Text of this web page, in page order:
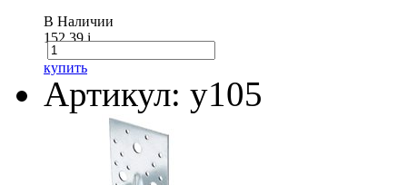
В Наличии
152.39i
купить
Артикул: у105